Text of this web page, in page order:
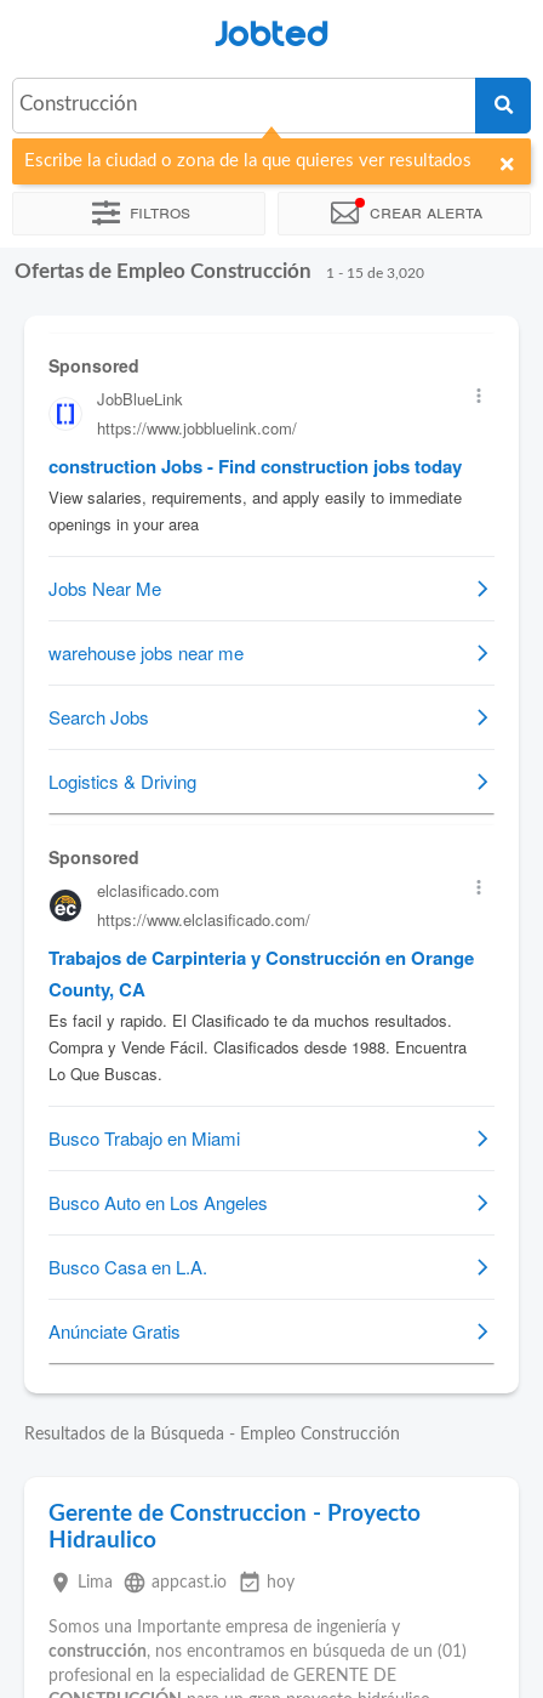
Jobted
Construcción
Escribe la ciudad o zona de la que quieres ver resultados
Filtros Crear alerta
Ordenar por Empresa Agencia de empleo
Ofertas de Empleo Construcción 1 - 15 de 3,020
Resultados de la Búsqueda - Empleo Construcción
Gerente de Construccion - Proyecto
Hidraulico
place Lima language appcast.io event_available hoy
Somos una Importante empresa de ingeniería y
construcción, nos encontramos en búsqueda de un (01)
profesional en la especialidad de GERENTE DE